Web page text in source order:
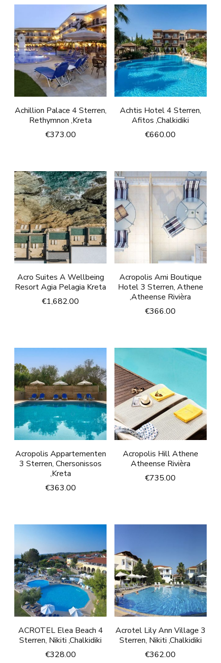
Achillion Palace 4 Sterren,
Rethymnon ,Kreta
€373.00
Achtis Hotel 4 Sterren,
Afitos ,Chalkidiki
€660.00
Acro Suites A Wellbeing
Resort Agia Pelagia Kreta
€1,682.00
Acropolis Ami Boutique
Hotel 3 Sterren, Athene
,Atheense Rivièra
€366.00
Acropolis Appartementen
3 Sterren, Chersonissos
,Kreta
€363.00
Acropolis Hill Athene
Atheense Rivièra
€735.00
ACROTEL Elea Beach 4
Sterren, Nikiti ,Chalkidiki
€328.00
Acrotel Lily Ann Village 3
Sterren, Nikiti ,Chalkidiki
€362.00